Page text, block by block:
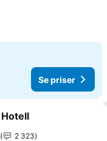
Se priser
favoritter
2 323